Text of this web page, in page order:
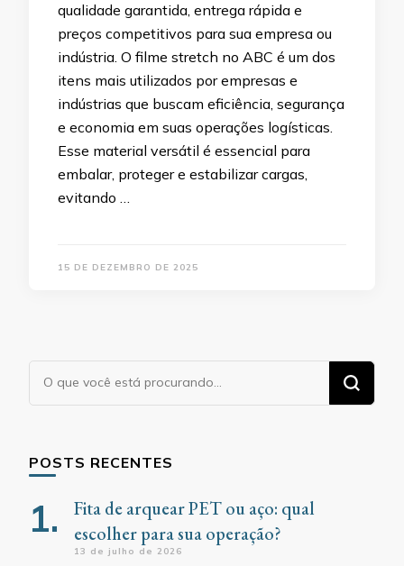
qualidade garantida, entrega rápida e
preços competitivos para sua empresa ou
indústria. O filme stretch no ABC é um dos
itens mais utilizados por empresas e
indústrias que buscam eficiência, segurança
e economia em suas operações logísticas.
Esse material versátil é essencial para
embalar, proteger e estabilizar cargas,
evitando …
15 DE DEZEMBRO DE 2025
Procurando
POSTS RECENTES
Fita de arquear PET ou aço: qual
escolher para sua operação?
13 de julho de 2026